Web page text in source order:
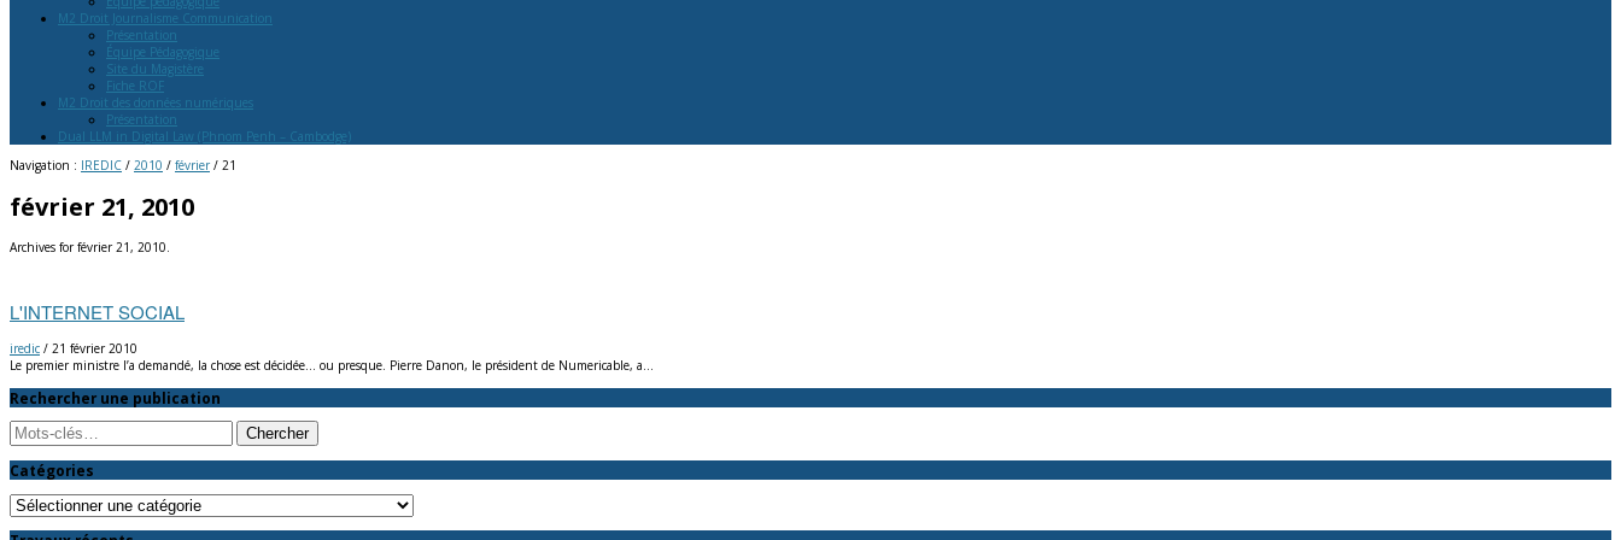
M2 Droit Journalisme Communication
Présentation
Équipe Pédagogique
Site du Magistère
Fiche ROF
M2 Droit des données numériques
Présentation
Dual LLM in Digital Law (Phnom Penh – Cambodge)
Navigation : IREDIC / 2010 / février / 21
février 21, 2010
Archives for février 21, 2010.
L'INTERNET SOCIAL
iredic / 21 février 2010
Le premier ministre l’a demandé, la chose est décidée… ou presque. Pierre Danon, le président de Numericable, a…
Rechercher une publication
Search
Catégories
Catégories